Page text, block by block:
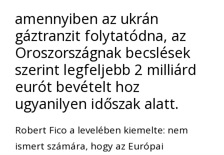
amennyiben az ukrán
gáztranzit folytatódna, az
Oroszországnak becslések
szerint legfeljebb 2 milliárd
eurót bevételt hoz
ugyanilyen időszak alatt.
Robert Fico a levelében kiemelte: nem
ismert számára, hogy az Európai